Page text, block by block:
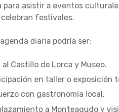
para asistir a eventos
festivales.
diaria podría ser:
Castillo de Lorca y Museo.
en taller o exposición
con gastronomía local.
a Monteagudo y